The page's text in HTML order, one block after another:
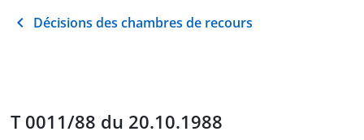
Décisions des chambres de recours
T 0011/88 du 20.10.1988